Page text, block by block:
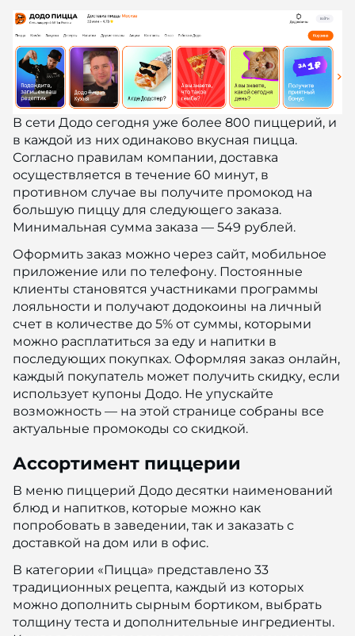
В сети Додо сегодня уже более 800 пиццерий, и
в каждой из них одинаково вкусная пицца.
Согласно правилам компании, доставка
осуществляется в течение 60 минут, в
противном случае вы получите промокод на
большую пиццу для следующего заказа.
Минимальная сумма заказа — 549 рублей.
Оформить заказ можно через сайт, мобильное
приложение или по телефону. Постоянные
клиенты становятся участниками программы
лояльности и получают додокоины на личный
счет в количестве до 5% от суммы, которыми
можно расплатиться за еду и напитки в
последующих покупках. Оформляя заказ онлайн,
каждый покупатель может получить скидку, если
использует купоны Додо. Не упускайте
возможность — на этой странице собраны все
актуальные промокоды со скидкой.
Ассортимент пиццерии
В меню пиццерий Додо десятки наименований
блюд и напитков, которые можно как
попробовать в заведении, так и заказать с
доставкой на дом или в офис.
В категории «Пицца» представлено 33
традиционных рецепта, каждый из которых
можно дополнить сырным бортиком, выбрать
толщину теста и дополнительные ингредиенты.